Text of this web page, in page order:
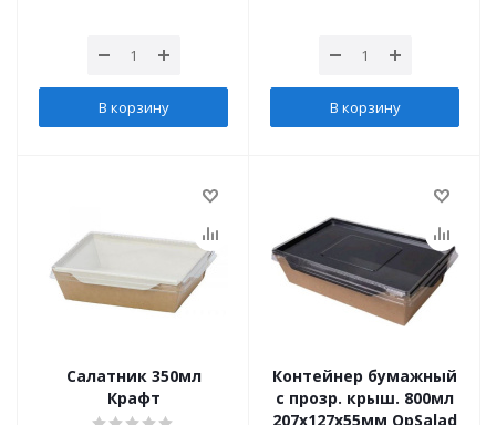
В корзину В корзину
Салатник 350мл
Крафт
Контейнер бумажный
с прозр. крыш. 800мл
207х127х55мм OpSalad